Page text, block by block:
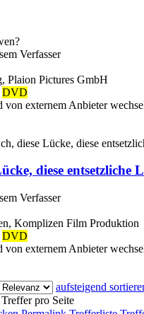
Verfasser
Plaion Pictures GmbH
DVD
von externem Anbieter
diese entsetzliche
Verfasser
Komplizen Film Produktion
DVD
von externem Anbieter
aufsteigend
Treffer pro Seite